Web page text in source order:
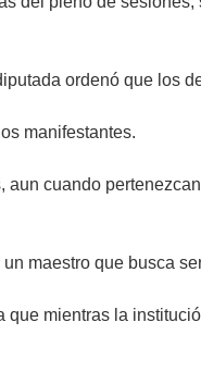
ordenó que los
manifestantes.
cuando
maestro que busca
mientras la